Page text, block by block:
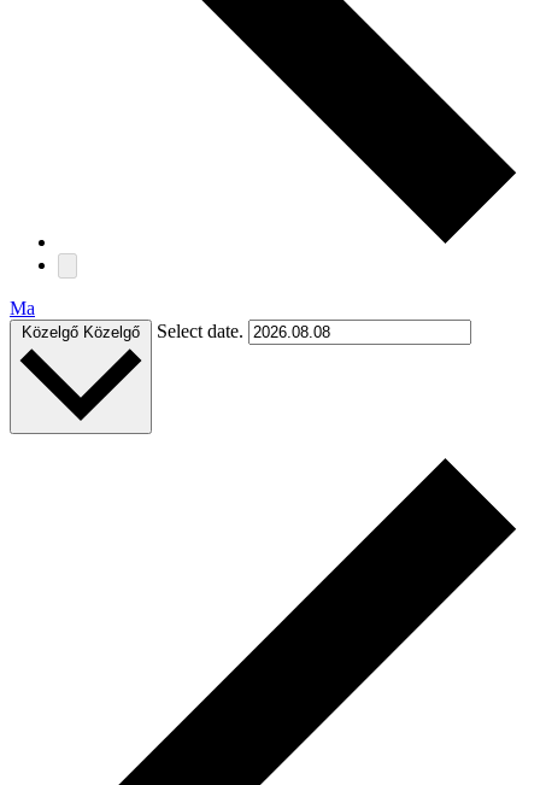
Ma
Közelgő Közelgő Select date.